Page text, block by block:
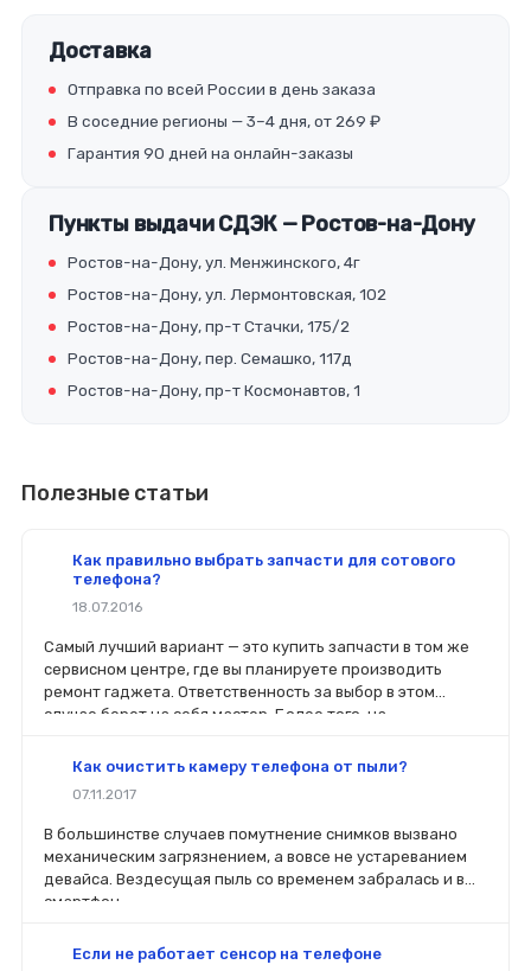
Доставка
Отправка по всей России в день заказа
В соседние регионы — 3–4 дня, от 269 ₽
Гарантия 90 дней на онлайн-заказы
Пункты выдачи СДЭК — Ростов-на-Дону
Ростов-на-Дону, ул. Менжинского, 4г
Ростов-на-Дону, ул. Лермонтовская, 102
Ростов-на-Дону, пр-т Стачки, 175/2
Ростов-на-Дону, пер. Семашко, 117д
Ростов-на-Дону, пр-т Космонавтов, 1
Полезные статьи
Как правильно выбрать запчасти для сотового
телефона?
18.07.2016
Самый лучший вариант — это купить запчасти в том же
сервисном центре, где вы планируете производить
ремонт гаджета. Ответственность за выбор в этом
случае берет на себя мастер. Более того, на
вы планируете делать ремонт самостоятельно, то выбор
перед покупкой нового модуля старый был в руках. Так
легче сориентироваться в разъемах, элементах
крепления, электрических параметрах и прочих
характеристиках.
Как очистить камеру телефона от пыли?
07.11.2017
В большинстве случаев помутнение снимков вызвано
механическим загрязнением, а вовсе не устареванием
девайса. Вездесущая пыль со временем забралась и в
смартфон.
Если не работает сенсор на телефоне